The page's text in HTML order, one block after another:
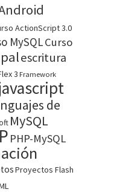
ActionScript 3.0
MySQLCurso
escritura
3Framework
de
MySQL
PHP-MySQL
Proyectos Flash